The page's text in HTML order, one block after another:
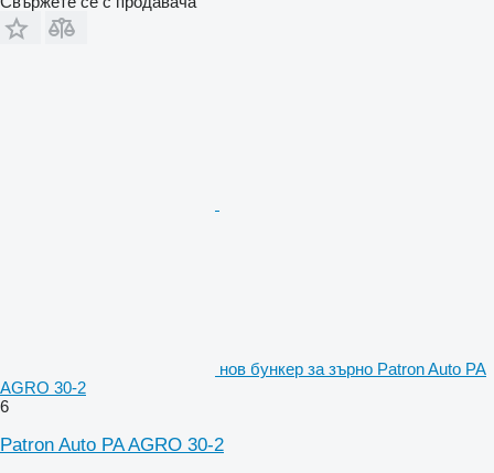
нов бункер за зърно Patron Auto PA
AGRO 30-2
6
Patron Auto PA AGRO 30-2